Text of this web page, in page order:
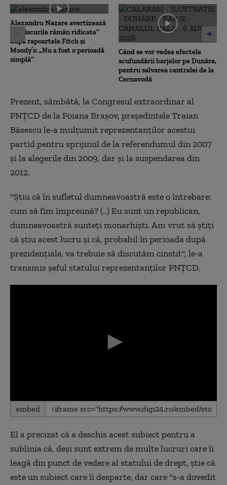
0
seconds
Alexandru Nazare avertizează
că „riscurile rămân ridicate”
după rapoartele Fitch și
Moody’s: „Nu a fost o perioadă
simplă”
Când se vor vedea efectele
scufundării barjelor pe Dunăre,
pentru salvarea centralei de la
Cernavodă
Prezent, sâmbătă, la Congresul extraordinar al
PNȚCD de la Poiana Brașov, preşedintele Traian
Băsescu le-a mulțumit reprezentanților acestui
partid pentru sprijinul de la referendumul din 2007
şi la alegerile din 2009, dar şi la suspendarea din
2012.
"Ştiu că în sufletul dumneavoastră este o întrebare:
cum să fim împreună? (..) Eu sunt un republican,
dumneavoastră sunteţi monarhişti. Am vrut să ştiţi
că ştiu acest lucru şi că, probabil în perioada după
prezidenţiale, va trebuie să discutăm cinstit", le-a
transmis şeful statului reprezentanţilor PNŢCD.
0
seconds
seconds
embed
El a precizat că a deschis acest subiect pentru a
sublinia că, deşi sunt extrem de multe lucruri care îi
leagă din punct de vedere al statului de drept, ştie că
este un subiect care îi desparte, dar care "s-a dovedit